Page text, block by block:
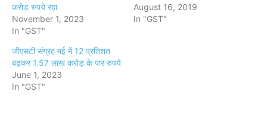
करोड़ रुपये रहा
November 1, 2023
In "GST"
August 16, 2019
In "GST"
जीएसटी संग्रह मई में 12 प्रतिशत
बढ़कर 1.57 लाख करोड़ के पार रुपये
June 1, 2023
In "GST"